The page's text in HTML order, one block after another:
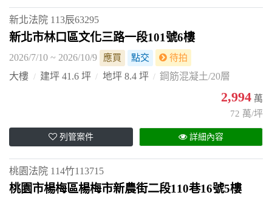
新北法院 113辰63295
新北市林口區文化三路一段101號6樓
2026/7/10 ~ 2026/10/9 應買 點交 待拍
大樓 建坪 41.6 坪 地坪 8.4 坪 鋼筋混凝土/20層
2,994 萬
72 萬/坪
列管案件 詳細內容
桃園法院 114竹113715
桃園市楊梅區楊梅市新農街二段110巷16號5樓